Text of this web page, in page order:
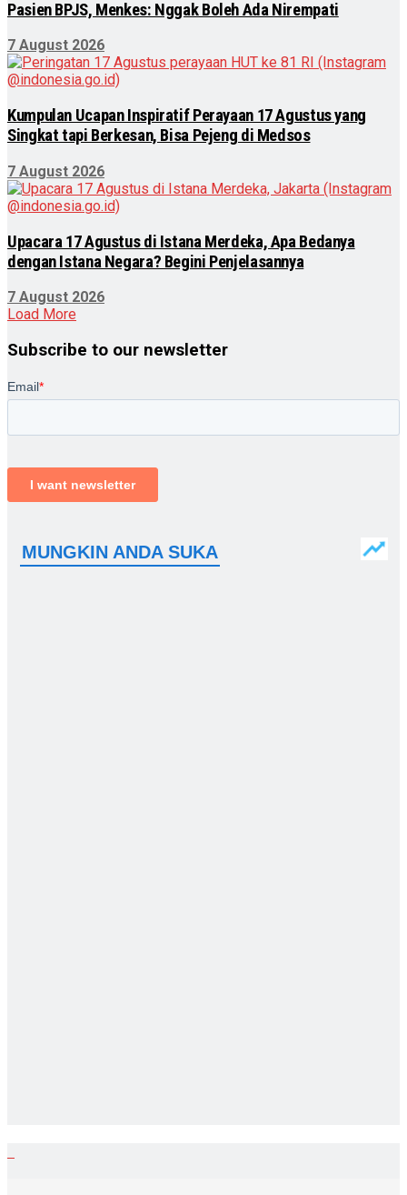
Pasien BPJS, Menkes: Nggak Boleh Ada Nirempati
7 August 2026
Kumpulan Ucapan Inspiratif Perayaan 17 Agustus yang
Singkat tapi Berkesan, Bisa Pejeng di Medsos
7 August 2026
Upacara 17 Agustus di Istana Merdeka, Apa Bedanya
dengan Istana Negara? Begini Penjelasannya
7 August 2026
Load More
Subscribe to our newsletter